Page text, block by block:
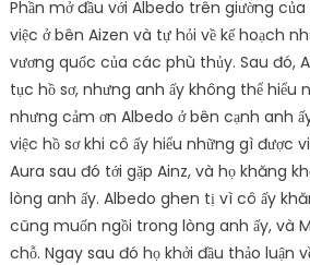
Phần mở đầu với Albedo trên giường
việc ở bên Aizen và tự hỏi về kế hoạch
vương quốc của các phù thủy. Sau đó,
tục hồ sơ, nhưng anh ấy không thể hiểu
nhưng cảm ơn Albedo ở bên cạnh anh
việc hồ sơ khi cô ấy hiểu những gì được
Aura sau đó tới gặp Ainz, và họ khăng
lòng anh ấy. Albedo ghen tị vì cô ấy
cũng muốn ngồi trong lòng anh ấy, và
chỗ. Ngay sau đó họ khởi đầu thảo luận